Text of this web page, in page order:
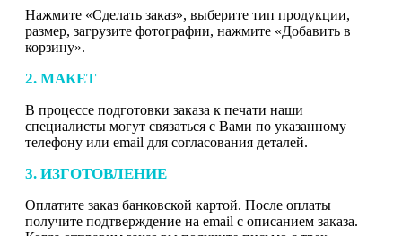
Нажмите «Сделать заказ», выберите тип продукции,
размер, загрузите фотографии, нажмите «Добавить в
корзину».
2. МАКЕТ
В процессе подготовки заказа к печати наши
специалисты могут связаться с Вами по указанному
телефону или email для согласования деталей.
3. ИЗГОТОВЛЕНИЕ
Оплатите заказ банковской картой. После оплаты
получите подтверждение на email с описанием заказа.